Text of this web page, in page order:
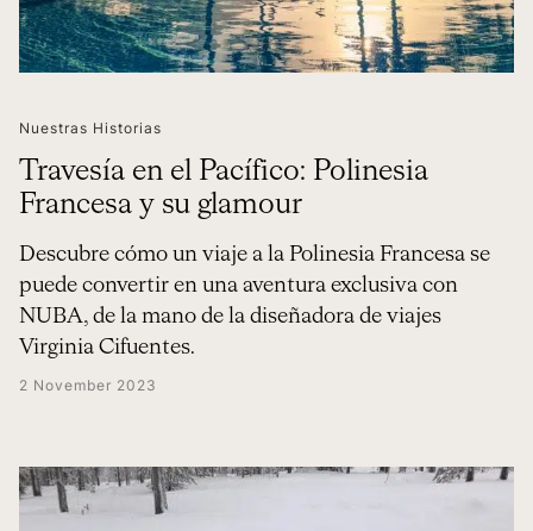
Nuestras Historias
Travesía en el Pacífico: Polinesia
Francesa y su glamour
Descubre cómo un viaje a la Polinesia Francesa se
puede convertir en una aventura exclusiva con
NUBA, de la mano de la diseñadora de viajes
Virginia Cifuentes.
2 November 2023